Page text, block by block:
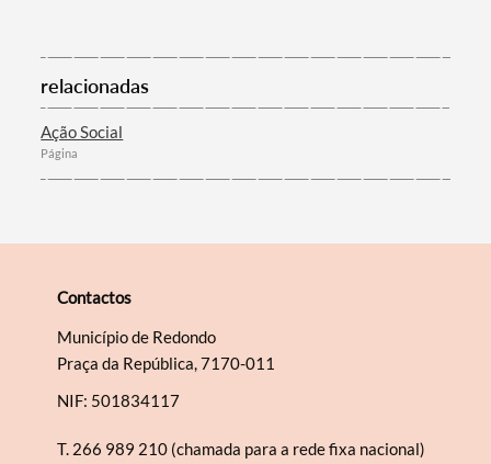
relacionadas
Ação Social
Página
Contactos
Município de Redondo
Praça da República, 7170-011
NIF: 501834117
T. 266 989 210 (chamada para a rede fixa nacional)